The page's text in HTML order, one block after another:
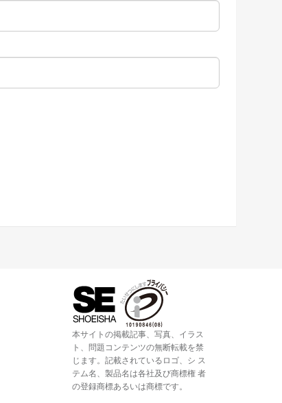
本サイトの掲載記事、写真、イラス
ト、問題コンテンツの無断転載を禁
じます。記載されているロゴ、シ ス
テム名、製品名は各社及び商標権 者
の登録商標あるいは商標です。